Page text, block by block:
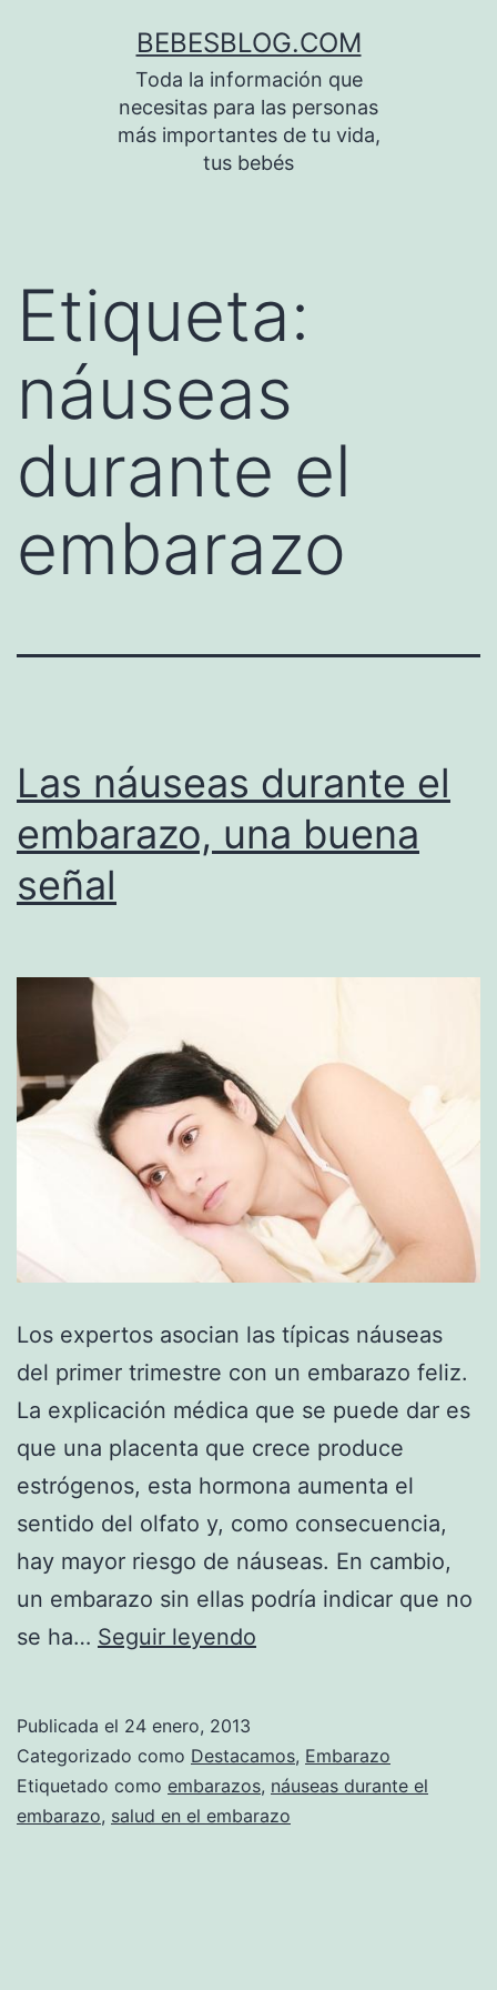
BEBESBLOG.COM
Toda la información que
necesitas para las personas
más importantes de tu vida,
tus bebés
Etiqueta:
náuseas
durante el
embarazo
Las náuseas durante el
embarazo, una buena
señal
Los expertos asocian las típicas náuseas
del primer trimestre con un embarazo feliz.
La explicación médica que se puede dar es
que una placenta que crece produce
estrógenos, esta hormona aumenta el
sentido del olfato y, como consecuencia,
hay mayor riesgo de náuseas. En cambio,
un embarazo sin ellas podría indicar que no
se ha… Seguir leyendo
el
embarazo,
una
Publicada el 24 enero, 2013
Categorizado como Destacamos, Embarazo
Etiquetado como embarazos, náuseas durante el
embarazo, salud en el embarazo